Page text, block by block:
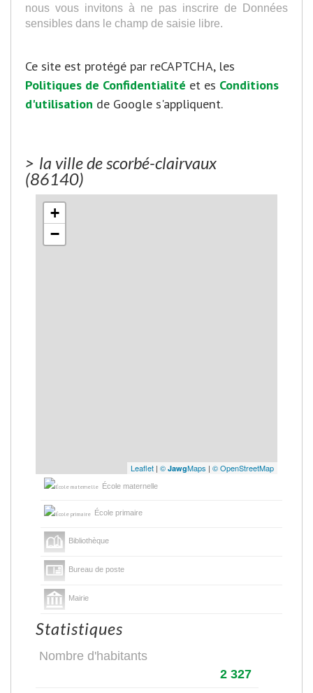
nous vous invitons à ne pas inscrire de Données
sensibles dans le champ de saisie libre.
Ce site est protégé par reCAPTCHA, les
Politiques de Confidentialité et es Conditions
d'utilisation de Google s'appliquent.
> la ville de scorbé-clairvaux
(86140)
+
−
Leaflet | © JawgMaps | © OpenStreetMap
École maternelle
École primaire
Bibliothèque
Bureau de poste
Mairie
Statistiques
Nombre d'habitants
2 327